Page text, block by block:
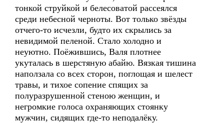
тонкой струйкой и белесоватой рассеялся
среди небесной черноты. Вот только звёзды
отчего-то исчезли, будто их скрылись за
невидимой пеленой. Стало холодно и
неуютно. Поёжившись, Валя плотнее
укуталась в шерстяную абайю. Вязкая тишина
наползала со всех сторон, поглощая и шелест
травы, и тихое сопение спящих за
полуразрушенной стеною женщин, и
негромкие голоса охраняющих стоянку
мужчин, сидящих где-то неподалёку.